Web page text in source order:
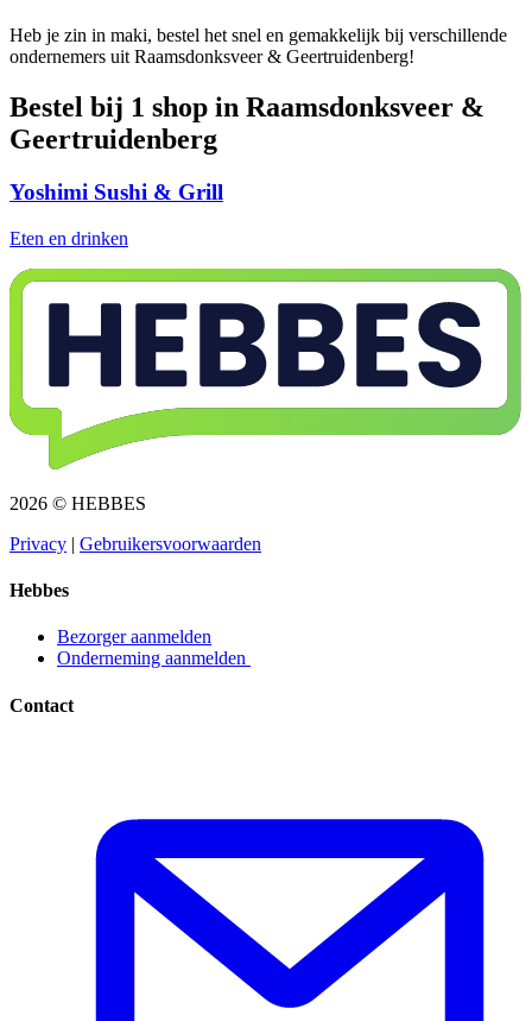
Heb je zin in maki, bestel het snel en gemakkelijk bij verschillende
ondernemers uit Raamsdonksveer & Geertruidenberg!
Bestel bij 1 shop in Raamsdonksveer &
Geertruidenberg
Yoshimi Sushi & Grill
Eten en drinken
2026 © HEBBES
Privacy​​​​‌ ‍ ​‍​‍‌‍ ‌ ​‍‌‍‍‌‌‍‌ ‌‍‍‌‌‍ ‍​‍​‍​ ‍‍​‍​‍‌ ​ ‌‍​‌‌‍ ‍‌‍‍‌‌ ‌​‌ ‍‌​‍ ‍‌‍‍‌‌‍ ​‍​‍​‍ ​​‍​‍‌‍‍​‌ ​‍‌‍‌‌‌‍‌‍​‍​‍​ ‍‍​‍​‍‌‍‍​‌ ‌​‌ ‌​‌ ​​​ ‍‍​‍ ​‍ ‌‍ ​‌‍ ‌‍​ ‌‍​‌‌‍ ​‌‍‍​‌‍ ‌ ​ ‌ ‌​​ ‍‍​ ​ ​ ​ ​ ​ ​ ​ ​‍ ‌‍‍‌‌‍ ‍‌ ‌​‌‍‌‌‌‍ ‍‌ ‌​​‍ ‌‍‌‌‌‍‌​‌‍‍‌‌ ‌​​‍ ‌‍ ‌‌‍ ‌‍‌​‌‍‌‌​ ‌‌ ​​‌ ​‍‌‍‌‌‌ ​ ‌‍‌‌‌‍ ‍‌ ‌​‌‍​‌‌ ‌​‌‍‍‌‌‍ ‌‍ ‍​ ‍ ‌‍‍‌‌‍‌​​ ‌‌‍‌ ‌‍ ​‌‍ ‌‍​‍‌‍​‌‌‍ ​​ ‍ ‌ ‌​‌ ‍‌‌ ​​‌‍‌‌​ ‌‌‍‌ ‌‍ ​‌‍ ‌‍​‍‌‍​‌‌‍ ​​ ‍ ‌ ​​‌‍​‌‌ ‌​‌‍‍​​ ‌‌‍‌‍‌‍ ‌‍ ‌ ‌​‌‍‌‌‌ ​‍​‍ ‍‌‍ ​‌‍‌‌‌‍‌ ‌‍​‌‌‍ ​​‍‌‌​ ‌‌‌​​‍‌‌ ‌‍‍ ‌‍‌‌‌ ‍‌​‍‌‌​ ​ ‌​‌​​‍‌‌​ ​ ‌​‌​​‍‌‌​ ​‍​ ​‍​ ​‌​ ‍​‌‍‌‌​ ‌‍‌‍‌​‌‍‌‌‌‍‌‌​ ‌‍​ ​ ​ ‍‌​ ‌‌​ ‌​​‍‌‌​ ​‍​ ​‍​‍‌‌​ ‌‌‌​‌​​‍ ‍‌‍ ​‌‍​‌‌‍​‍‌‍‌‌‌‍ ​​ ‌‍​‍‌‍​‌‌ ​ ‌‍‌‌‌‌‌‌‌ ​‍‌‍ ​​ ‌‌‍‍​‌ ‌​‌ ‌​‌ ​​​‍‌‌​ ​ ‌​​‌​‍‌‌​ ​‍‌​‌‍​‍‌‌​ ​‍‌​‌‍‌‍ ​‌‍ ‌‍​ ‌‍​‌‌‍ ​‌‍‍​‌‍ ‌ ​ ‌ ‌​​‍‌‌​ ​ ‌​​‌​ ​ ​ ​ ​ ​ ​ ​ ​‍‌‍‌‍‍‌‌‍‌​​ ‌‌‍‌ ‌‍ ​‌‍ ‌‍​‍‌‍​‌‌‍ ​​‍‌‍‌ ‌​‌ ‍‌‌ ​​‌‍‌‌​ ‌‌‍‌ ‌‍ ​‌‍ ‌‍​‍‌‍​‌‌‍ ​​‍‌‍‌ ​​‌‍​‌‌ ‌​‌‍‍​​ ‌‌‍‌‍‌‍ ‌‍ ‌ ‌​‌‍‌‌‌ ​‍​‍ ‍‌‍ ​‌‍‌‌‌‍‌ ‌‍​‌‌‍ ​​‍‌‌​ ‌‌‌​​‍‌‌ ‌‍‍ ‌‍‌‌‌ ‍‌​‍‌‌​ ​ ‌​‌​​‍‌‌​ ​ ‌​‌​​‍‌‌​ ​‍​ ​‍​ ​‌​ ‍​‌‍‌‌​ ‌‍‌‍‌​‌‍‌‌‌‍‌‌​ ‌‍​ ​ ​ ‍‌​ ‌‌​ ‌​​‍‌‌​ ​‍​ ​‍​‍‌‌​ ‌‌‌​‌​​‍ ‍‌‍ ​‌‍​‌‌‍​‍‌‍‌‌‌‍ ​​‍‌‍‌ ​​‌‍‌‌‌ ​‍‌ ​ ‌ ​​‌‍‌‌‌‍​ ‌ ‌​‌‍‍‌‌ ‌‍‌‍‌‌​ ‌‌ ​​‌ ‌‌‌‍​‍‌‍ ​‌‍‍‌‌ ​ ‌‍‍​‌‍‌‌‌‍‌​​‍​‍‌ ‌ | Gebruikersvoorwaarden​​​​‌ ‍ ​‍​‍‌‍ ‌ ​‍‌‍‍‌‌‍‌ ‌‍‍‌‌‍ ‍​‍​‍​ ‍‍​‍​‍‌ ​ ‌‍​‌‌‍ ‍‌‍‍‌‌ ‌​‌ ‍‌​‍ ‍‌‍‍‌‌‍ ​‍​‍​‍ ​​‍​‍‌‍‍​‌ ​‍‌‍‌‌‌‍‌‍​‍​‍​ ‍‍​‍​‍‌‍‍​‌ ‌​‌ ‌​‌ ​​​ ‍‍​‍ ​‍ ‌‍ ​‌‍ ‌‍​ ‌‍​‌‌‍ ​‌‍‍​‌‍ ‌ ​ ‌ ‌​​ ‍‍​ ​ ​ ​ ​ ​ ​ ​ ​‍ ‌‍‍‌‌‍ ‍‌ ‌​‌‍‌‌‌‍ ‍‌ ‌​​‍ ‌‍‌‌‌‍‌​‌‍‍‌‌ ‌​​‍ ‌‍ ‌‌‍ ‌‍‌​‌‍‌‌​ ‌‌ ​​‌ ​‍‌‍‌‌‌ ​ ‌‍‌‌‌‍ ‍‌ ‌​‌‍​‌‌ ‌​‌‍‍‌‌‍ ‌‍ ‍​ ‍ ‌‍‍‌‌‍‌​​ ‌‌‍‌ ‌‍ ​‌‍ ‌‍​‍‌‍​‌‌‍ ​​ ‍ ‌ ‌​‌ ‍‌‌ ​​‌‍‌‌​ ‌‌‍‌ ‌‍ ​‌‍ ‌‍​‍‌‍​‌‌‍ ​​ ‍ ‌ ​​‌‍​‌‌ ‌​‌‍‍​​ ‌‌‍‌‍‌‍ ‌‍ ‌ ‌​‌‍‌‌‌ ​‍​‍ ‍‌‍ ​‌‍‌‌‌‍‌ ‌‍​‌‌‍ ​​‍‌‌​ ‌‌‌​​‍‌‌ ‌‍‍ ‌‍‌‌‌ ‍‌​‍‌‌​ ​ ‌​‌​​‍‌‌​ ​ ‌​‌​​‍‌‌​ ​‍​ ​‍​ ​​‌‍​ ‌‍‌‍​ ‌‍​ ‌​‌‍‌​​ ​ ‌‍‌‌​ ​ ​ ​‌​ ‍‌​ ​‍​‍‌‌​ ​‍​ ​‍​‍‌‌​ ‌‌‌​‌​​‍ ‍‌‍ ​‌‍​‌‌‍​‍‌‍‌‌‌‍ ​​ ‌‍​‍‌‍​‌‌ ​ ‌‍‌‌‌‌‌‌‌ ​‍‌‍ ​​ ‌‌‍‍​‌ ‌​‌ ‌​‌ ​​​‍‌‌​ ​ ‌​​‌​‍‌‌​ ​‍‌​‌‍​‍‌‌​ ​‍‌​‌‍‌‍ ​‌‍ ‌‍​ ‌‍​‌‌‍ ​‌‍‍​‌‍ ‌ ​ ‌ ‌​​‍‌‌​ ​ ‌​​‌​ ​ ​ ​ ​ ​ ​ ​ ​‍‌‍‌‍‍‌‌‍‌​​ ‌‌‍‌ ‌‍ ​‌‍ ‌‍​‍‌‍​‌‌‍ ​​‍‌‍‌ ‌​‌ ‍‌‌ ​​‌‍‌‌​ ‌‌‍‌ ‌‍ ​‌‍ ‌‍​‍‌‍​‌‌‍ ​​‍‌‍‌ ​​‌‍​‌‌ ‌​‌‍‍​​ ‌‌‍‌‍‌‍ ‌‍ ‌ ‌​‌‍‌‌‌ ​‍​‍ ‍‌‍ ​‌‍‌‌‌‍‌ ‌‍​‌‌‍ ​​‍‌‌​ ‌‌‌​​‍‌‌ ‌‍‍ ‌‍‌‌‌ ‍‌​‍‌‌​ ​ ‌​‌​​‍‌‌​ ​ ‌​‌​​‍‌‌​ ​‍​ ​‍​ ​​‌‍​ ‌‍‌‍​ ‌‍​ ‌​‌‍‌​​ ​ ‌‍‌‌​ ​ ​ ​‌​ ‍‌​ ​‍​‍‌‌​ ​‍​ ​‍​‍‌‌​ ‌‌‌​‌​​‍ ‍‌‍ ​‌‍​‌‌‍​‍‌‍‌‌‌‍ ​​‍‌‍‌ ​​‌‍‌‌‌ ​‍‌ ​ ‌ ​​‌‍‌‌‌‍​ ‌ ‌​‌‍‍‌‌ ‌‍‌‍‌‌​ ‌‌ ​​‌ ‌‌‌‍​‍‌‍ ​‌‍‍‌‌ ​ ‌‍‍​‌‍‌‌‌‍‌​​‍​‍‌ ‌
Hebbes
Bezorger aanmelden​​​​‌ ‍ ​‍​‍‌‍ ‌ ​‍‌‍‍‌‌‍‌ ‌‍‍‌‌‍ ‍​‍​‍​ ‍‍​‍​‍‌ ​ ‌‍​‌‌‍ ‍‌‍‍‌‌ ‌​‌ ‍‌​‍ ‍‌‍‍‌‌‍ ​‍​‍​‍ ​​‍​‍‌‍‍​‌ ​‍‌‍‌‌‌‍‌‍​‍​‍​ ‍‍​‍​‍‌‍‍​‌ ‌​‌ ‌​‌ ​​​ ‍‍​‍ ​‍ ‌‍ ​‌‍ ‌‍​ ‌‍​‌‌‍ ​‌‍‍​‌‍ ‌ ​ ‌ ‌​​ ‍‍​ ​ ​ ​ ​ ​ ​ ​ ​‍ ‌‍‍‌‌‍ ‍‌ ‌​‌‍‌‌‌‍ ‍‌ ‌​​‍ ‌‍‌‌‌‍‌​‌‍‍‌‌ ‌​​‍ ‌‍ ‌‌‍ ‌‍‌​‌‍‌‌​ ‌‌ ​​‌ ​‍‌‍‌‌‌ ​ ‌‍‌‌‌‍ ‍‌ ‌​‌‍​‌‌ ‌​‌‍‍‌‌‍ ‌‍ ‍​ ‍ ‌‍‍‌‌‍‌​​ ‌‌‍‌ ‌‍ ​‌‍ ‌‍​‍‌‍​‌‌‍ ​​ ‍ ‌ ‌​‌ ‍‌‌ ​​‌‍‌‌​ ‌‌‍‌ ‌‍ ​‌‍ ‌‍​‍‌‍​‌‌‍ ​​ ‍ ‌ ​​‌‍​‌‌ ‌​‌‍‍​​ ‌‌‍‌‍‌‍ ‌‍ ‌ ‌​‌‍‌‌‌ ​‍​‍ ‍‌ ​​‌‍​‌‌‍‌ ‌‍‌‌‌ ​ ​‍‌‌​ ‌‌‌​​‍‌‌ ‌‍‍ ‌‍‌‌‌ ‍‌​‍‌‌​ ​ ‌​‌​​‍‌‌​ ​ ‌​‌​​‍‌‌​ ​‍​ ​‍​ ‌ ​ ​‌‌‍​‍‌‍​ ​ ‌‌​ ‌ ​ ​‌​ ​‍​ ‌​​ ​​‌‍‌‌​ ‍‌​‍‌‌​ ​‍​ ​‍​‍‌‌​ ‌‌‌​‌​​‍ ‍‌‍ ​‌‍​‌‌‍​‍‌‍‌‌‌‍ ​​ ‌‍​‍‌‍​‌‌ ​ ‌‍‌‌‌‌‌‌‌ ​‍‌‍ ​​ ‌‌‍‍​‌ ‌​‌ ‌​‌ ​​​‍‌‌​ ​ ‌​​‌​‍‌‌​ ​‍‌​‌‍​‍‌‌​ ​‍‌​‌‍‌‍ ​‌‍ ‌‍​ ‌‍​‌‌‍ ​‌‍‍​‌‍ ‌ ​ ‌ ‌​​‍‌‌​ ​ ‌​​‌​ ​ ​ ​ ​ ​ ​ ​ ​‍‌‍‌‍‍‌‌‍‌​​ ‌‌‍‌ ‌‍ ​‌‍ ‌‍​‍‌‍​‌‌‍ ​​‍‌‍‌ ‌​‌ ‍‌‌ ​​‌‍‌‌​ ‌‌‍‌ ‌‍ ​‌‍ ‌‍​‍‌‍​‌‌‍ ​​‍‌‍‌ ​​‌‍​‌‌ ‌​‌‍‍​​ ‌‌‍‌‍‌‍ ‌‍ ‌ ‌​‌‍‌‌‌ ​‍​‍ ‍‌ ​​‌‍​‌‌‍‌ ‌‍‌‌‌ ​ ​‍‌‌​ ‌‌‌​​‍‌‌ ‌‍‍ ‌‍‌‌‌ ‍‌​‍‌‌​ ​ ‌​‌​​‍‌‌​ ​ ‌​‌​​‍‌‌​ ​‍​ ​‍​ ‌ ​ ​‌‌‍​‍‌‍​ ​ ‌‌​ ‌ ​ ​‌​ ​‍​ ‌​​ ​​‌‍‌‌​ ‍‌​‍‌‌​ ​‍​ ​‍​‍‌‌​ ‌‌‌​‌​​‍ ‍‌‍ ​‌‍​‌‌‍​‍‌‍‌‌‌‍ ​​‍‌‍‌ ​​‌‍‌‌‌ ​‍‌ ​ ‌ ​​‌‍‌‌‌‍​ ‌ ‌​‌‍‍‌‌ ‌‍‌‍‌‌​ ‌‌ ​​‌ ‌‌‌‍​‍‌‍ ​‌‍‍‌‌ ​ ‌‍‍​‌‍‌‌‌‍‌​​‍​‍‌ ‌
Onderneming aanmelden ​​​​‌ ‍ ​‍​‍‌‍ ‌ ​‍‌‍‍‌‌‍‌ ‌‍‍‌‌‍ ‍​‍​‍​ ‍‍​‍​‍‌ ​ ‌‍​‌‌‍ ‍‌‍‍‌‌ ‌​‌ ‍‌​‍ ‍‌‍‍‌‌‍ ​‍​‍​‍ ​​‍​‍‌‍‍​‌ ​‍‌‍‌‌‌‍‌‍​‍​‍​ ‍‍​‍​‍‌‍‍​‌ ‌​‌ ‌​‌ ​​​ ‍‍​‍ ​‍ ‌‍ ​‌‍ ‌‍​ ‌‍​‌‌‍ ​‌‍‍​‌‍ ‌ ​ ‌ ‌​​ ‍‍​ ​ ​ ​ ​ ​ ​ ​ ​‍ ‌‍‍‌‌‍ ‍‌ ‌​‌‍‌‌‌‍ ‍‌ ‌​​‍ ‌‍‌‌‌‍‌​‌‍‍‌‌ ‌​​‍ ‌‍ ‌‌‍ ‌‍‌​‌‍‌‌​ ‌‌ ​​‌ ​‍‌‍‌‌‌ ​ ‌‍‌‌‌‍ ‍‌ ‌​‌‍​‌‌ ‌​‌‍‍‌‌‍ ‌‍ ‍​ ‍ ‌‍‍‌‌‍‌​​ ‌‌‍‌ ‌‍ ​‌‍ ‌‍​‍‌‍​‌‌‍ ​​ ‍ ‌ ‌​‌ ‍‌‌ ​​‌‍‌‌​ ‌‌‍‌ ‌‍ ​‌‍ ‌‍​‍‌‍​‌‌‍ ​​ ‍ ‌ ​​‌‍​‌‌ ‌​‌‍‍​​ ‌‌‍‌‍‌‍ ‌‍ ‌ ‌​‌‍‌‌‌ ​‍​‍ ‍‌ ​​‌‍​‌‌‍‌ ‌‍‌‌‌ ​ ​‍‌‌​ ‌‌‌​​‍‌‌ ‌‍‍ ‌‍‌‌‌ ‍‌​‍‌‌​ ​ ‌​‌​​‍‌‌​ ​ ‌​‌​​‍‌‌​ ​‍​ ​‍​ ‌ ​ ‌ ​ ‍‌​ ​ ​ ​‌‌‍​ ‌‍​‌​ ‌‍​ ​‌‌‍​‍​ ‌‍‌‍​ ​‍‌‌​ ​‍​ ​‍​‍‌‌​ ‌‌‌​‌​​‍ ‍‌‍ ​‌‍​‌‌‍​‍‌‍‌‌‌‍ ​​ ‌‍​‍‌‍​‌‌ ​ ‌‍‌‌‌‌‌‌‌ ​‍‌‍ ​​ ‌‌‍‍​‌ ‌​‌ ‌​‌ ​​​‍‌‌​ ​ ‌​​‌​‍‌‌​ ​‍‌​‌‍​‍‌‌​ ​‍‌​‌‍‌‍ ​‌‍ ‌‍​ ‌‍​‌‌‍ ​‌‍‍​‌‍ ‌ ​ ‌ ‌​​‍‌‌​ ​ ‌​​‌​ ​ ​ ​ ​ ​ ​ ​ ​‍‌‍‌‍‍‌‌‍‌​​ ‌‌‍‌ ‌‍ ​‌‍ ‌‍​‍‌‍​‌‌‍ ​​‍‌‍‌ ‌​‌ ‍‌‌ ​​‌‍‌‌​ ‌‌‍‌ ‌‍ ​‌‍ ‌‍​‍‌‍​‌‌‍ ​​‍‌‍‌ ​​‌‍​‌‌ ‌​‌‍‍​​ ‌‌‍‌‍‌‍ ‌‍ ‌ ‌​‌‍‌‌‌ ​‍​‍ ‍‌ ​​‌‍​‌‌‍‌ ‌‍‌‌‌ ​ ​‍‌‌​ ‌‌‌​​‍‌‌ ‌‍‍ ‌‍‌‌‌ ‍‌​‍‌‌​ ​ ‌​‌​​‍‌‌​ ​ ‌​‌​​‍‌‌​ ​‍​ ​‍​ ‌ ​ ‌ ​ ‍‌​ ​ ​ ​‌‌‍​ ‌‍​‌​ ‌‍​ ​‌‌‍​‍​ ‌‍‌‍​ ​‍‌‌​ ​‍​ ​‍​‍‌‌​ ‌‌‌​‌​​‍ ‍‌‍ ​‌‍​‌‌‍​‍‌‍‌‌‌‍ ​​‍‌‍‌ ​​‌‍‌‌‌ ​‍‌ ​ ‌ ​​‌‍‌‌‌‍​ ‌ ‌​‌‍‍‌‌ ‌‍‌‍‌‌​ ‌‌ ​​‌ ‌‌‌‍​‍‌‍ ​‌‍‍‌‌ ​ ‌‍‍​‌‍‌‌‌‍‌​​‍​‍‌ ‌
Contact